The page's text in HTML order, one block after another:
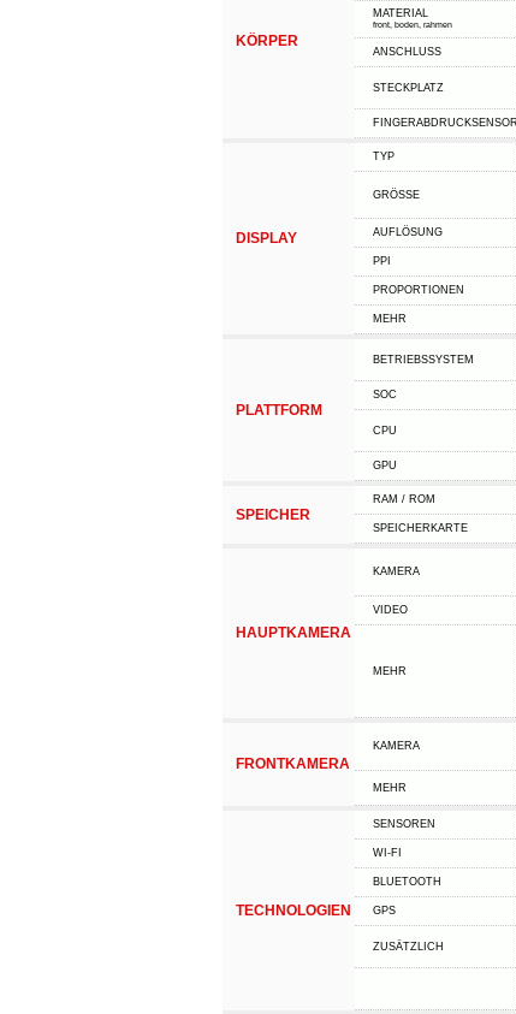
KÖRPER
MATERIAL
front, boden, rahmen
ANSCHLUSS
STECKPLATZ
FINGERABDRUCKSENSOR
DISPLAY
TYP
GRÖSSE
AUFLÖSUNG
PPI
PROPORTIONEN
MEHR
PLATTFORM
BETRIEBSSYSTEM
SOC
CPU
GPU
SPEICHER
RAM / ROM
SPEICHERKARTE
HAUPTKAMERA
KAMERA
VIDEO
MEHR
FRONTKAMERA
KAMERA
MEHR
TECHNOLOGIEN
SENSOREN
WI-FI
BLUETOOTH
GPS
ZUSÄTZLICH